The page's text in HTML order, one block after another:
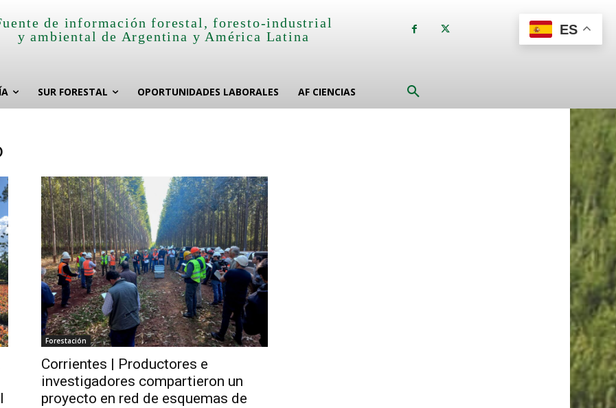
de información forestal, foresto-industrial
y ambiental de Argentina y América Latina
SUR FORESTAL OPORTUNIDADES LABORALES AF CIENCIAS
Forestación
Corrientes | Productores e
investigadores compartieron un
proyecto en red de esquemas de
ES